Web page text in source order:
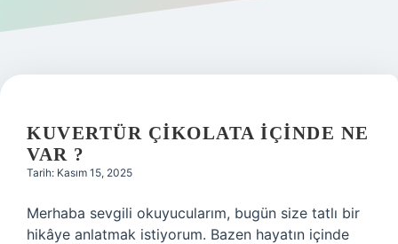
Gizlilik Politikası
Yasal Uyarı
KUVERTÜR ÇIKOLATA IÇINDE NE
VAR ?
Tarih: Kasım 15, 2025
Merhaba sevgili okuyucularım, bugün size tatlı bir
hikâye anlatmak istiyorum. Bazen hayatın içinde